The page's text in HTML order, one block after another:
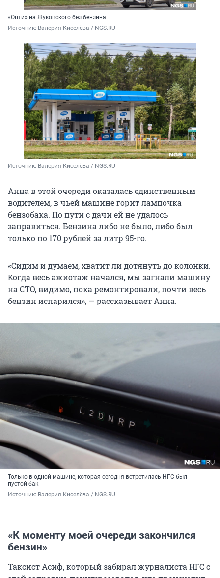
«Опти» на Жуковского без бензина
Источник: Валерия Киселёва / NGS.RU
Источник: Валерия Киселёва / NGS.RU
Анна в этой очереди оказалась единственным
водителем, в чьей машине горит лампочка
бензобака. По пути с дачи ей не удалось
заправиться. Бензина либо не было, либо был
только по 170 рублей за литр 95-го.
«Сидим и думаем, хватит ли дотянуть до колонки.
Когда весь ажиотаж начался, мы загнали машину
на СТО, видимо, пока ремонтировали, почти весь
бензин испарился», — рассказывает Анна.
Только в одной машине, которая сегодня встретилась НГС был
пустой бак
Источник: Валерия Киселёва / NGS.RU
«К моменту моей очереди закончился
бензин»
Таксист Асиф, который забирал журналиста НГС с